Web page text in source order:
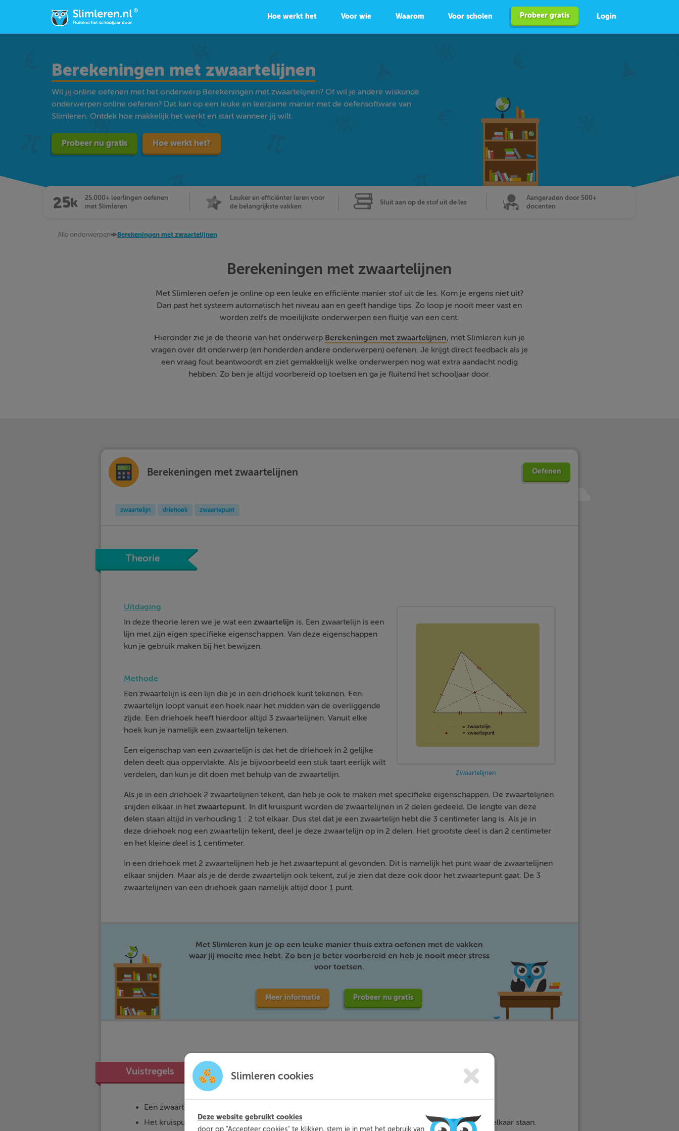
Hoe werkt het Voor wie Waarom Voor scholen Probeer gratis Login
Berekeningen met zwaartelijnen
Wil jij online oefenen met het onderwerp Berekeningen met zwaartelijnen? Of wil je andere wiskunde
onderwerpen online oefenen? Dat kan op een leuke en leerzame manier met de oefensoftware van
Slimleren. Ontdek hoe makkelijk het werkt en start wanneer jij wilt.
Probeer nu gratis Hoe werkt het?
25.000+ leerlingen oefenen
met Slimleren
Leuker en efficiënter leren voor
de belangrijkste vakken
Sluit aan op de stof uit de les
Aangeraden door 500+
docenten
Alle onderwerpen Berekeningen met zwaartelijnen
Berekeningen met zwaartelijnen
Met Slimleren oefen je online op een leuke en efficiënte manier stof uit de les. Kom je ergens niet uit?
Dan past het systeem automatisch het niveau aan en geeft handige tips. Zo loop je nooit meer vast en
worden zelfs de moeilijkste onderwerpen een fluitje van een cent.
Hieronder zie je de theorie van het onderwerp Berekeningen met zwaartelijnen, met Slimleren kun je
vragen over dit onderwerp (en honderden andere onderwerpen) oefenen. Je krijgt direct feedback als je
een vraag fout beantwoordt en ziet gemakkelijk welke onderwerpen nog wat extra aandacht nodig
hebben. Zo ben je altijd voorbereid op toetsen en ga je fluitend het schooljaar door.
Berekeningen met zwaartelijnen Oefenen
zwaartelijn driehoek zwaartepunt
Theorie
Zwaartelijnen
Uitdaging
In deze theorie leren we je wat een zwaartelijn is. Een zwaartelijn is een
lijn met zijn eigen specifieke eigenschappen. Van deze eigenschappen
kun je gebruik maken bij het bewijzen.
Methode
Een zwaartelijn is een lijn die je in een driehoek kunt tekenen. Een
zwaartelijn loopt vanuit een hoek naar het midden van de overliggende
zijde. Een driehoek heeft hierdoor altijd 3 zwaartelijnen. Vanuit elke
hoek kun je namelijk een zwaartelijn tekenen.
Een eigenschap van een zwaartelijn is dat het de driehoek in 2 gelijke
delen deelt qua oppervlakte. Als je bijvoorbeeld een stuk taart eerlijk wilt
verdelen, dan kun je dit doen met behulp van de zwaartelijn.
Als je in een driehoek 2 zwaartelijnen tekent, dan heb je ook te maken met specifieke eigenschappen. De zwaartelijnen
snijden elkaar in het zwaartepunt. In dit kruispunt worden de zwaartelijnen in 2 delen gedeeld. De lengte van deze
delen staan altijd in verhouding 1 : 2 tot elkaar. Dus stel dat je een zwaartelijn hebt die 3 centimeter lang is. Als je in
deze driehoek nog een zwaartelijn tekent, deel je deze zwaartelijn op in 2 delen. Het grootste deel is dan 2 centimeter
en het kleine deel is 1 centimeter.
In een driehoek met 2 zwaartelijnen heb je het zwaartepunt al gevonden. Dit is namelijk het punt waar de zwaartelijnen
elkaar snijden. Maar als je de derde zwaartelijn ook tekent, zul je zien dat deze ook door het zwaartepunt gaat. De 3
zwaartelijnen van een driehoek gaan namelijk altijd door 1 punt.
Met Slimleren kun je op een leuke manier thuis extra oefenen met de vakken
waar jij moeite mee hebt. Zo ben je beter voorbereid en heb je nooit meer stress
voor toetsen.
Meer informatie Probeer nu gratis
Vuistregels
Een zwaartelijn is een lijn van een hoekpunt naar het midden van de overstaande zijde.
Het kruispunt van 2 zwaartelijnen verdeelt de zwaartelijnen in stukken die in verhouding 1 : 2 tot elkaar staan.
Slimleren cookies
Deze website gebruikt cookies
door op "Accepteer cookies" te klikken, stem je in met het gebruik van